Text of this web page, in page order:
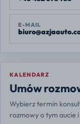
E-MAIL
KALENDARZ
Umów
Wybierz termin
rozmowy o tym aucie
Europe/Warsaw